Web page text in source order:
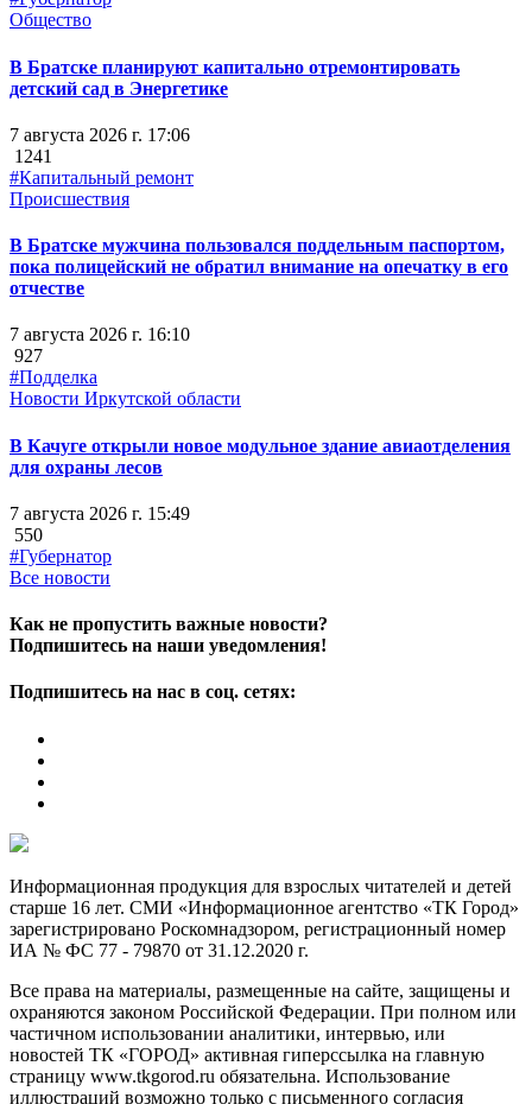
Общество
В Братске планируют капитально отремонтировать
детский сад в Энергетике
7 августа 2026 г. 17:06
1241
#Капитальный ремонт
Происшествия
В Братске мужчина пользовался поддельным паспортом,
пока полицейский не обратил внимание на опечатку в его
отчестве
7 августа 2026 г. 16:10
927
#Подделка
Новости Иркутской области
В Качуге открыли новое модульное здание авиаотделения
для охраны лесов
7 августа 2026 г. 15:49
550
#Губернатор
Все новости
Как не пропустить важные новости?
Подпишитесь на наши уведомления!
Подпишитесь на нас в соц. сетях:
Информационная продукция для взрослых читателей и детей
старше 16 лет. СМИ «Информационное агентство «ТК Город»
зарегистрировано Роскомнадзором, регистрационный номер
ИА № ФС 77 - 79870 от 31.12.2020 г.
Все права на материалы, размещенные на сайте, защищены и
охраняются законом Российской Федерации. При полном или
частичном использовании аналитики, интервью, или
новостей ТК «ГОРОД» активная гиперссылка на главную
страницу www.tkgorod.ru обязательна. Использование
иллюстраций возможно только с письменного согласия